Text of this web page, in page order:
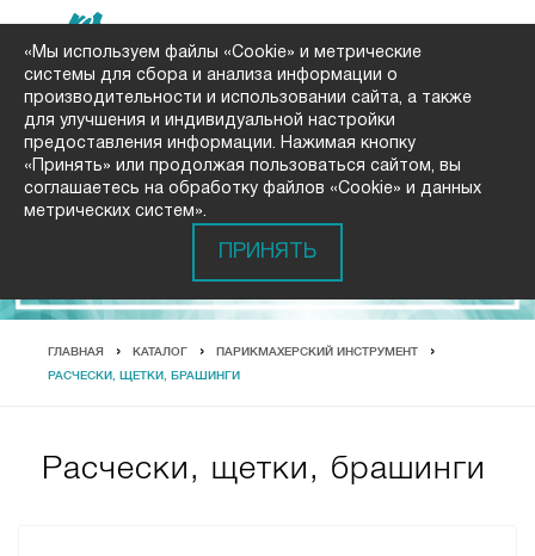
ГЛАВНАЯ КАТАЛОГ ПАРИКМАХЕРСКИЙ ИНСТРУМЕНТ
РАСЧЕСКИ, ЩЕТКИ, БРАШИНГИ
Расчески, щетки, брашинги
«Мы используем файлы «Cookie» и метрические
системы для сбора и анализа информации о
производительности и использовании сайта, а также
для улучшения и индивидуальной настройки
предоставления информации. Нажимая кнопку
«Принять» или продолжая пользоваться сайтом, вы
соглашаетесь на обработку файлов «Cookie» и данных
метрических систем».
ПРИНЯТЬ